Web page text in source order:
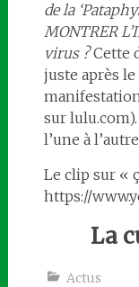
de la
MONTRER
virus ?Cette
juste après
sur
l’une à
Le clip sur «
https://
La
Actus